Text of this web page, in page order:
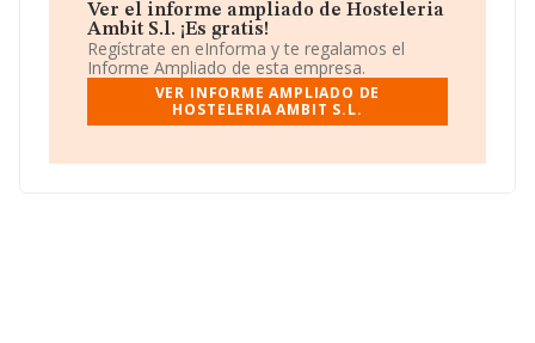
Con los datos a disposición de INFORMA sobre 66.566
empresas pertenecientes al sector, a nivel nacional la
facturación asciende a 5.524 millones de euros y se
estima que el promedio de la facturación entre todas
las empresas es de 82 mil euros. Con el fin de ampliar la
información relativa a las compañías, los empleados de
constitución es de 16 años.
Ver el informe ampliado de Hosteleria
Ambit S.l. ¡Es gratis!
Regístrate en eInforma y te regalamos el
Informe Ampliado de esta empresa.
VER INFORME AMPLIADO DE
HOSTELERIA AMBIT S.L.